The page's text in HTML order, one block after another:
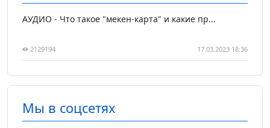
АУДИО - Что такое "мекен-карта" и какие пр...
2129194 17.03.2023 18:36
Мы в соцсетях